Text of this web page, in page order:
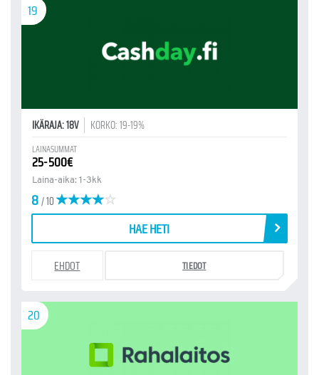
19
IKÄRAJA: 18V KORKO: 19-19%
LAINASUMMAT
25-500€
Laina-aika: 1-3kk
8/ 10
HAE HETI
EHDOT TIEDOT
20